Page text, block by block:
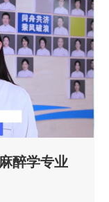
醉学专业